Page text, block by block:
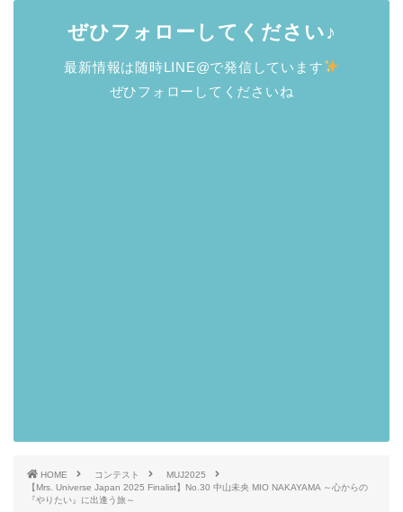
ぜひフォローしてください♪
最新情報は随時LINE@で発信しています
ぜひフォローしてくださいね
HOME コンテスト
MUJ2025
【Mrs. Universe Japan 2025 Finalist】No.30 中山未央 MIO NAKAYAMA ～心からの
『やりたい』に出逢う旅～